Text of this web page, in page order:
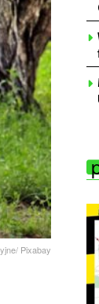
Pixabay